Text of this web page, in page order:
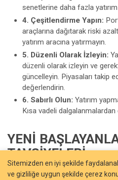
senetlerine daha fazla
4. Çeşitlendirme Yapın:
araçlarına dağıtarak riski
yatırım aracına yatırmayın.
5. Düzenli Olarak İzleyin:
düzenli olarak izleyin ve
güncelleyin. Piyasaları takip
değerlendirin.
6. Sabırlı Olun: Yatırım
Kısa vadeli dalgalanmalardan
YENI
TAVSIYELERI
Yeni başlayanlar için bazı önemli
Sitemizden en iyi şekilde
ve gizliliğe uygun şekilde çerez